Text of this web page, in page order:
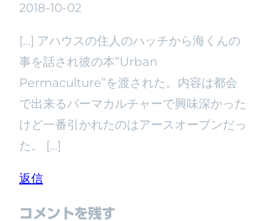
2018-10-02
[…] アハウスの住人のハッチから海くんの
事を話され彼の本”Urban
Permaculture”を渡された。内容は都会
で出来るパーマカルチャーで興味深かった
けど一番引かれたのはアースオーブンだっ
た。 […]
返信
コメントを残す